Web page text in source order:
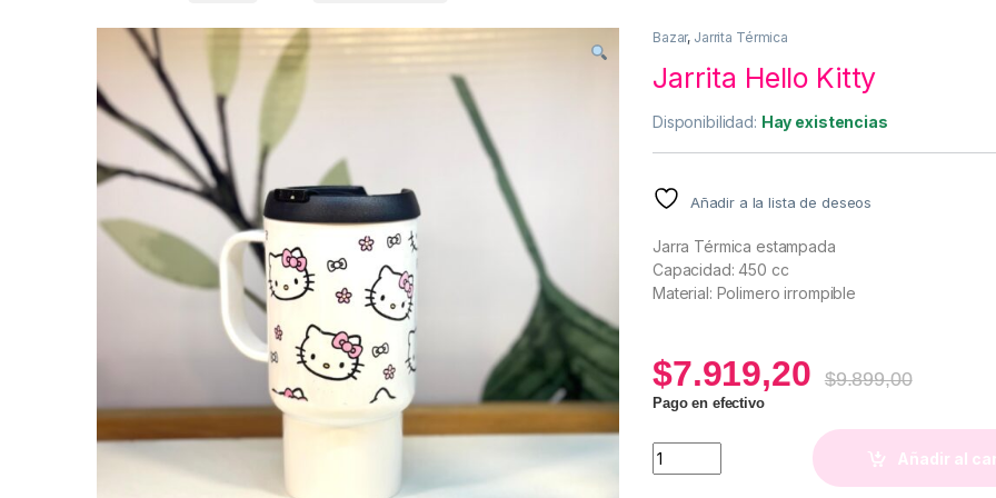
Bazar, Jarrita Térmica
Jarrita Hello Kitty
Disponibilidad: Hay existencias
Añadir a la lista de deseos
Jarra Térmica estampada
Capacidad: 450 cc
Material: Polimero irrompible
$7.919,20 $9.899,00
Pago en efectivo
Jarrita Hello Kitty quantity Añadir al